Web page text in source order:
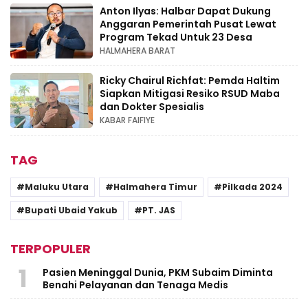
Anton Ilyas: Halbar Dapat Dukung
Anggaran Pemerintah Pusat Lewat
Program Tekad Untuk 23 Desa
HALMAHERA BARAT
Ricky Chairul Richfat: Pemda Haltim
Siapkan Mitigasi Resiko RSUD Maba
dan Dokter Spesialis
KABAR FAIFIYE
TAG
Maluku Utara Halmahera Timur
Pilkada 2024
Bupati Ubaid Yakub
PT. JAS
TERPOPULER
1
Pasien Meninggal Dunia, PKM Subaim Diminta
Benahi Pelayanan dan Tenaga Medis